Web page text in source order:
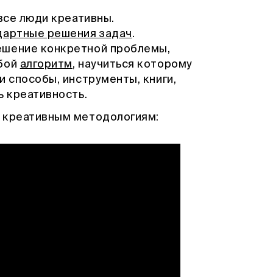
люди креативны.
решения задач.
конкретной проблемы,
алгоритм, научиться которому
способы, инструменты, книги,
креативность.
методологиям: